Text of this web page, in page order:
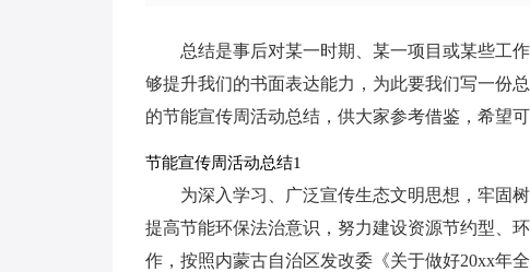
总结是事后对某一时期、某一项目或某些工
够提升我们的书面表达能力，为此要我们写一份
的节能宣传周活动总结，供大家参考借鉴，希望
节能宣传周活动总结1
为深入学习、广泛宣传生态文明思想，牢固
提高节能环保法治意识，努力建设资源节约型、
作，按照内蒙古自治区发改委《关于做好20xx年